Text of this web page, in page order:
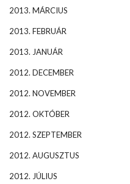
2013. MÁRCIUS
2013. FEBRUÁR
2013. JANUÁR
2012. DECEMBER
2012. NOVEMBER
2012. OKTÓBER
2012. SZEPTEMBER
2012. AUGUSZTUS
2012. JÚLIUS